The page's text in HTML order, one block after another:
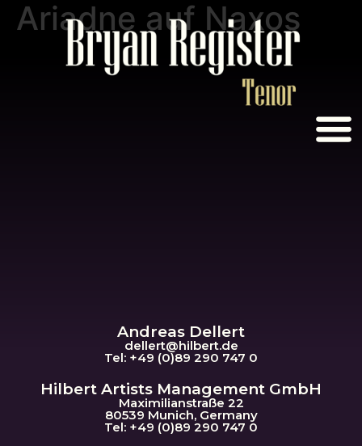
Ariadne auf Naxos
Andreas Dellert
dellert@hilbert.de
Tel: +49 (0)89 290 747 0
Hilbert Artists Management GmbH
Maximilianstraße 22
80539 Munich, Germany
Tel: +49 (0)89 290 747 0